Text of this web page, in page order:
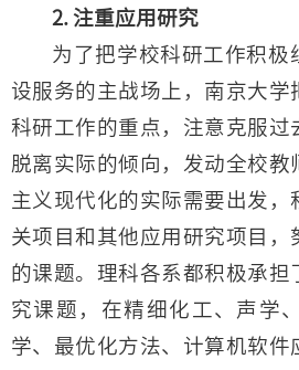
2. 注重应用研究
为了把学校科研工作积极
设服务的主战场上，南京大学
科研工作的重点，注意克服过
脱离实际的倾向，发动全校教
主义现代化的实际需要出发，
关项目和其他应用研究项目，
的课题。理科各系都积极承担
究课题，在精细化工、声学
学、最优化方法、计算机软件